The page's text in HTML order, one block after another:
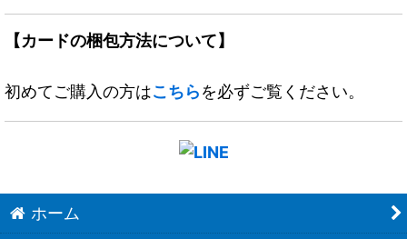
【カードの梱包方法について】
初めてご購入の方はこちらを必ずご覧ください。
ホーム